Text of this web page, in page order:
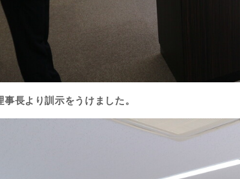
事長より訓示をうけました。